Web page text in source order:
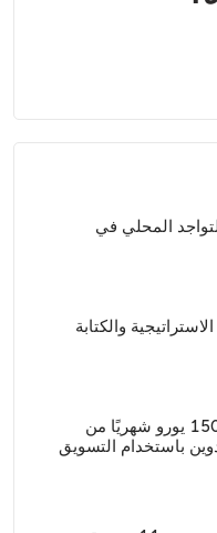
المحلي في
والكتابة
كيف أحقق أكثر من 1500 يورو شهريًا من
باستخدام التسويق